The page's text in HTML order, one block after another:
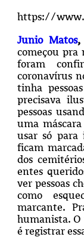
https://
Junio Matos,
começou
foram
coronavírus
tinha
precisava
pessoas
uma
usar só para
ficam
dos
entes
ver pessoas
como
marcante.
humanista.
é registrar